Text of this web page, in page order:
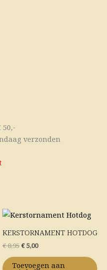
verzonden
KERSTORNAMENT HOTDOG
€8,95
Oorspronkelijke
was:
€ 8,95.
€5,00
Huidige
is:
€ 5,00.
Toevoegen aan